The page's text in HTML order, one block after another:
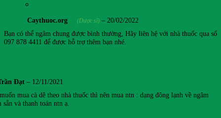
Caythuoc.org (Dược sĩ) – 20/02/2022
Bạn có thể ngâm chung được bình thường, Hãy liên hệ với nhà thuốc qua số
097 878 4411 để được hỗ trợ thêm bạn nhé.
Đạt – 12/11/2021
mua cà dê theo nhà thuốc thì nên mua ntn : dạng đông lạnh về ngâm
sẵn và thanh toán ntn ạ.